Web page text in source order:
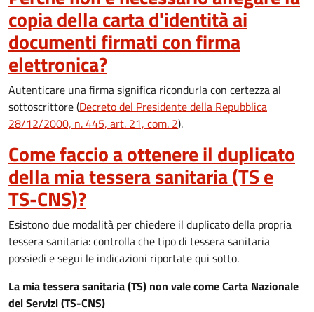
copia della carta d'identità ai
documenti firmati con firma
elettronica?
Autenticare una firma significa ricondurla con certezza al
sottoscrittore (Decreto del Presidente della Repubblica
28/12/2000, n. 445, art. 21, com. 2).
Come faccio a ottenere il duplicato
della mia tessera sanitaria (TS e
TS-CNS)?
Esistono due modalità per chiedere il duplicato della propria
tessera sanitaria: controlla che tipo di tessera sanitaria
possiedi e segui le indicazioni riportate qui sotto.
La mia tessera sanitaria (TS) non vale come Carta Nazionale
dei Servizi (TS-CNS)